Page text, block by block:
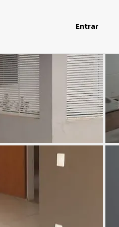
Entrar